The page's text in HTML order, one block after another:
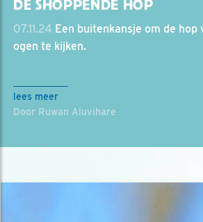
DE SHOPPENDE HOP
07.11.24 Een buitenkansje om de hop
ogen te kijken.
lees meer
Door Ruwan Aluvihare